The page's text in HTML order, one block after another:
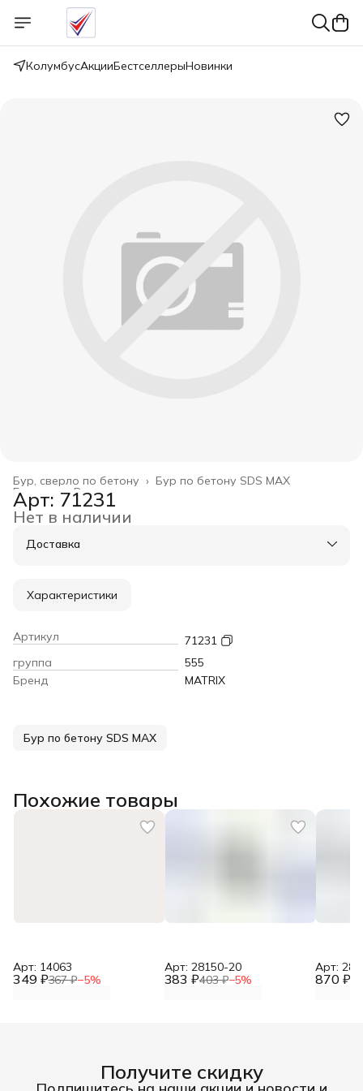
КолумбусАкцииБестселлерыНовинки
Бур по бетону SDS МАХ
Бур, сверло по бетону ›
Расходные материалы
Главная ›
Арт: 71231
Нет в наличии
Доставка
Характеристики
Артикул
71231
группа
555
Бренд
MATRIX
Бур по бетону SDS МАХ
Похожие товары
349 ₽367 ₽−5%
Арт: 14063
383 ₽403 ₽−5%
Арт: 28150-20
870 ₽
Арт:
Получите скидку